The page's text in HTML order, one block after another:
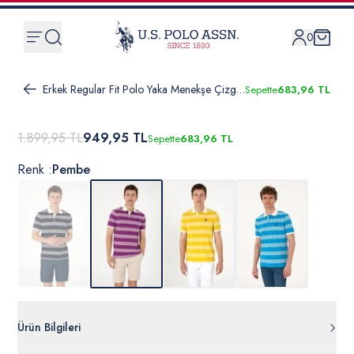
0
Erkek Regular Fit Polo Yaka Menekşe Çizgili TişörtSepette683,96 TL
1.899,95 TL949,95 TLSepette683,96 TL
Renk :Pembe
Ürün Bilgileri